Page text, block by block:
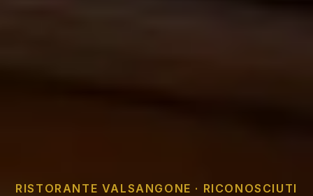
RISTORANTE VALSANGONE · RICONOSCIUTI